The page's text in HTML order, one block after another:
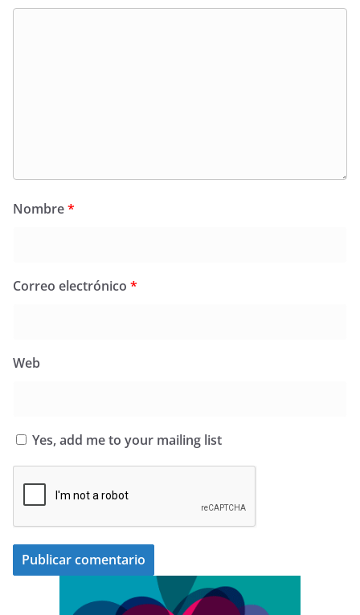
Nombre*
Correo electrónico *
Web
Yes, add me to your mailing list